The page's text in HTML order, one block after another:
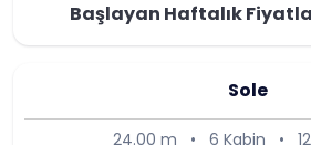
Başlayan Haftalık
Sole
24.00 m • 6 Kabin •